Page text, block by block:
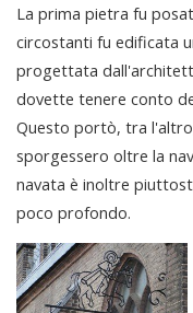
La prima pietra fu
circostanti fu edificata
progettata
dovette tenere conto
Questo portò, tra
sporgessero oltre la
navata è inoltre
poco profondo.